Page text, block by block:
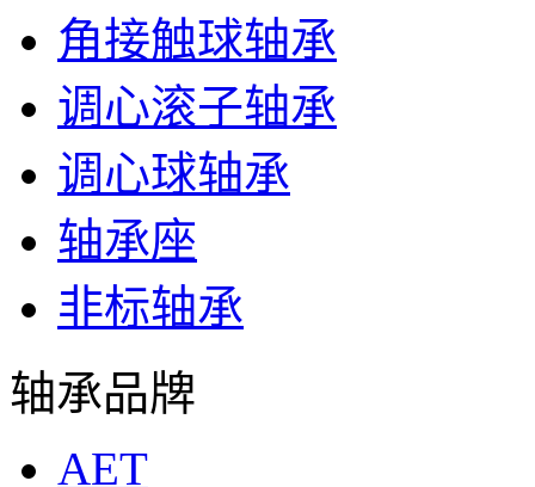
角接触球轴承
调心滚子轴承
调心球轴承
轴承座
非标轴承
轴承品牌
AET